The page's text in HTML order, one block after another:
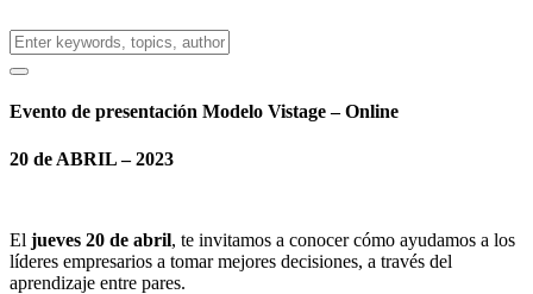
Evento de presentación Modelo Vistage – Online
20 de ABRIL – 2023
El jueves 20 de abril, te invitamos a conocer cómo ayudamos a los
líderes empresarios a tomar mejores decisiones, a través del
aprendizaje entre pares.